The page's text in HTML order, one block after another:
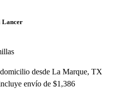
Lancer
desde La Marque, TX
envío de $1,386